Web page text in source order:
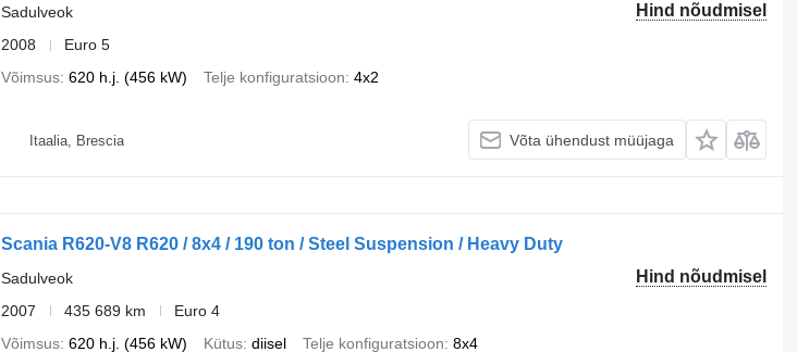
Hind nõudmisel
Sadulveok
2008
Euro 5
Võimsus 620 h.j. (456 kW) Telje konfiguratsioon 4x2
Itaalia, Brescia Võta ühendust müüjaga
Scania R620-V8 R620 / 8x4 / 190 ton / Steel Suspension / Heavy Duty
Hind nõudmisel
Sadulveok
2007
435 689 km
Euro 4
Võimsus 620 h.j. (456 kW) Kütus diisel Telje konfiguratsioon 8x4